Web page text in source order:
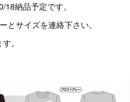
納品予定です。
とサイズを連絡下さい。
。